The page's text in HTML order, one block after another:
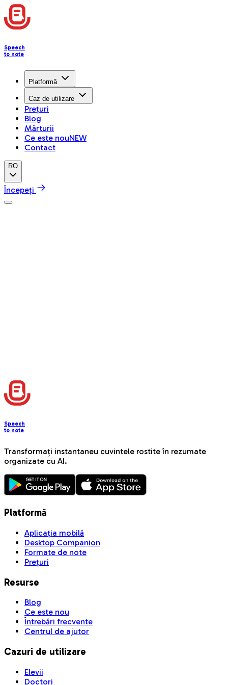
Speech
to note
Platformă
Caz de utilizare
Prețuri
Blog
Mărturii
Ce este nouNEW
Contact
RO
Începeți
Speech
to note
Transformați instantaneu cuvintele rostite în rezumate
organizate cu AI.
Platformă
Aplicația mobilă
Desktop Companion
Formate de note
Prețuri
Resurse
Blog
Ce este nou
Întrebări frecvente
Centrul de ajutor
Cazuri de utilizare
Elevii
Doctori